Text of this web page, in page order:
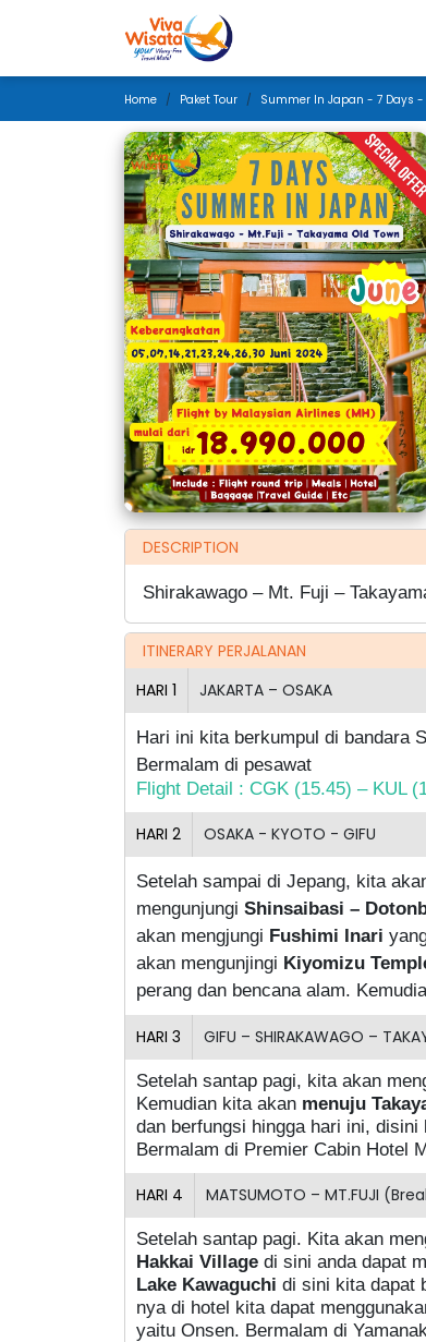
Home Paket Tour Summer In Japan - 7 Days
DESCRIPTION
Shirakawago – Mt. Fuji –
ITINERARY PERJALANAN
HARI 1 JAKARTA – OSAKA
Hari ini kita berkumpul di bandara
Bermalam di pesawat
Flight Detail : CGK (15.45) – KUL
HARI 2 OSAKA - KYOTO - GIFU
Setelah sampai di Jepang, kita
mengunjungi Shinsaibasi –
akan mengjungi Fushimi Inari
akan mengunjingi Kiyomizu
perang dan bencana alam.
HARI 3
GIFU – SHIRAKAWAGO –
Setelah santap pagi, kita akan
Kemudian kita akan menuju
dan berfungsi hingga hari ini,
Bermalam di Premier Cabin Hotel
HARI 4
MATSUMOTO – MT.FUJI
Setelah santap pagi. Kita akan
Hakkai Village di sini anda dapat
Lake Kawaguchi di sini kita dapat
nya di hotel kita dapat
yaitu Onsen. Bermalam di